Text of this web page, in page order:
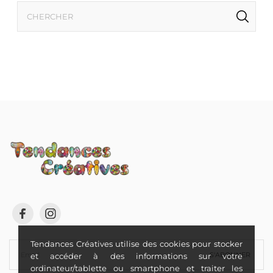
Tendances Créatives utilise des cookies pour stocker
et accéder à des informations sur votre
ordinateur/tablette ou smartphone et traiter les
S'ABONNER